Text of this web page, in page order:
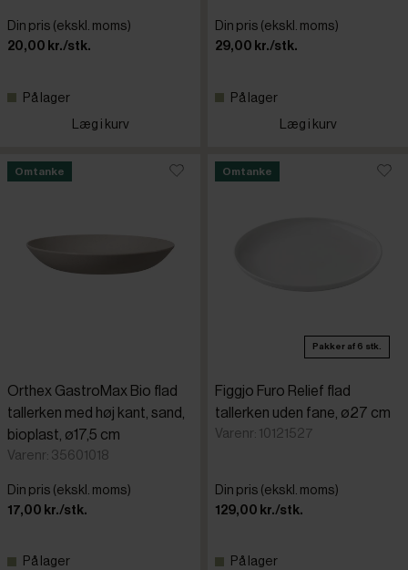
Din pris (ekskl. moms)
20,00 kr./stk.
På lager
Læg i kurv
Din pris (ekskl. moms)
29,00 kr./stk.
På lager
Læg i kurv
Omtanke
Orthex GastroMax Bio flad
tallerken med høj kant, sand,
bioplast, ø17,5 cm
Varenr: 35601018
Din pris (ekskl. moms)
17,00 kr./stk.
På lager
Omtanke
Pakker af 6 stk.
Figgjo Furo Relief flad
tallerken uden fane, ø27 cm
Varenr: 10121527
Din pris (ekskl. moms)
129,00 kr./stk.
På lager